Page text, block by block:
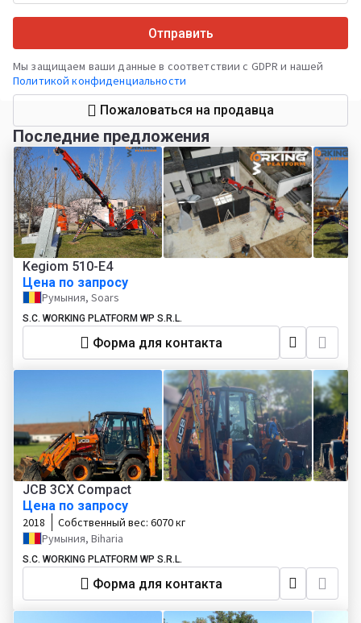
Отправить
Мы защищаем ваши данные в соответствии с GDPR и нашей
Политикой конфиденциальности
Пожаловаться на продавца
Последние предложения
Kegiom 510-E4
Цена по запросу
Румыния, Soars
S.C. WORKING PLATFORM WP S.R.L.
Форма для контакта
JCB 3CX Compact
Цена по запросу
2018 Собственный вес: 6070 кг
Румыния, Biharia
S.C. WORKING PLATFORM WP S.R.L.
Форма для контакта